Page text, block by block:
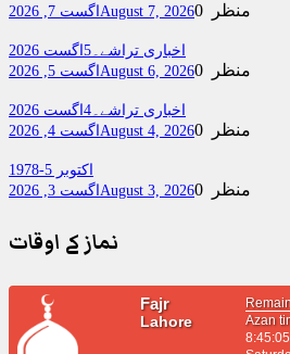
اگست 7, 2026 August 7, 2026 0 منظر
اخباری تراشے۔5اگست 2026
اگست 5, 2026 August 6, 2026 0 منظر
اخباری تراشے۔4اگست 2026
اگست 4, 2026 August 4, 2026 0 منظر
اکتوبر 5-1978
اگست 3, 2026 August 3, 2026 0 منظر
نماز کے اوقات